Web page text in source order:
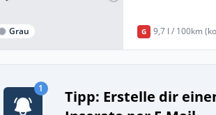
Grau G 9,7 l / 100km
1
Tipp: Erstelle dir